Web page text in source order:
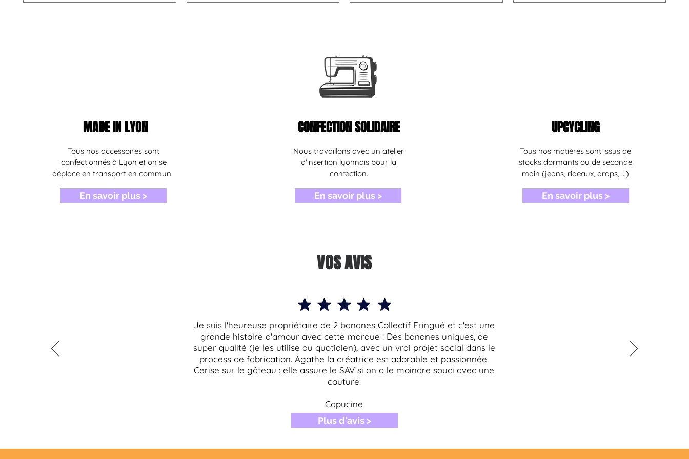
MADE IN LYON
Tous nos accessoires sont
confectionnés à Lyon et on se
déplace en transport en commun.
En savoir plus >
CONFECTION SOLIDAIRE
Nous travaillons avec un atelier
d'insertion lyonnais pour la
confection.
En savoir plus >
UPCYCLING
Tous nos matières sont issus de
stocks dormants ou de seconde
main (jeans, rideaux, draps, ...)
En savoir plus >
VOS AVIS
Je suis l'heureuse propriétaire de 2 bananes Collectif Fringué et c'est une
grande histoire d'amour avec cette marque ! Des bananes uniques, de
super qualité (je les utilise au quotidien), avec un vrai projet social dans le
process de fabrication. Agathe la créatrice est adorable et passionnée.
Cerise sur le gâteau : elle assure le SAV si on a le moindre souci avec une
couture.
Capucine
Plus d'avis >